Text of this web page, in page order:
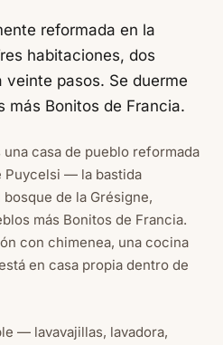
reformada en la
habitaciones, dos
veinte pasos. Se duerme
más Bonitos de Francia.
una casa de pueblo reformada
Puycelsi — la bastida
de la Grésigne,
más Bonitos de Francia.
con chimenea, una cocina
en casa propia dentro de
— lavavajillas, lavadora,